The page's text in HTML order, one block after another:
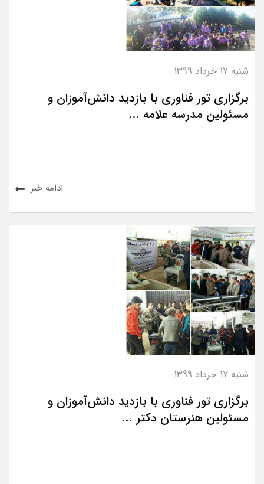
شنبه 17 خرداد 1399
برگزاری تور فناوری با بازدید دانش‌آموزان و
مسئولین مدرسه علامه ...
ادامه خبر
شنبه 17 خرداد 1399
برگزاری تور فناوری با بازدید دانش‌آموزان و
مسئولین هنرستان دکتر ...